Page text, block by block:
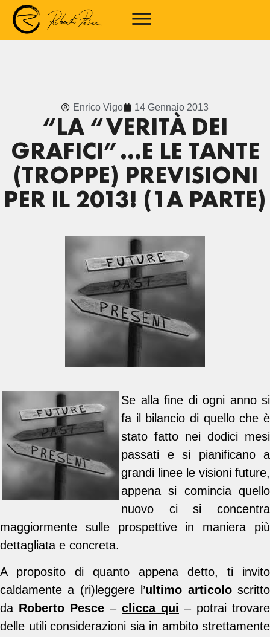
Enrico Vigo 14 Gennaio 2013
“LA “VERITÀ DEI
GRAFICI”…E LE TANTE
(TROPPE) PREVISIONI
PER IL 2013! (1A PARTE)
Se alla fine di ogni anno si
fa il bilancio di quello che è
stato fatto nei dodici mesi
passati e si pianificano a
grandi linee le visioni future,
appena si comincia quello
nuovo ci si concentra
maggiormente sulle prospettive in maniera più
dettagliata e concreta.
A proposito di quanto appena detto, ti invito
caldamente a (ri)leggere l’ultimo articoloscritto
da Roberto Pesce – clicca qui – potrai trovare
delle utili considerazioni sia in ambito strettamente